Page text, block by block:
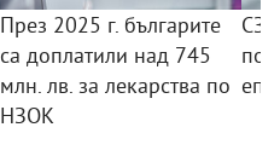
През 2025 г. българите
са доплатили над 745
млн. лв. за лекарства по
НЗОК